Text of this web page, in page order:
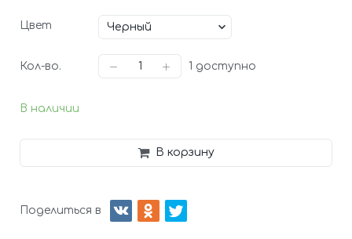
В наличии
Цвет
Кол-во. 1 доступно
В корзину
Поделиться в